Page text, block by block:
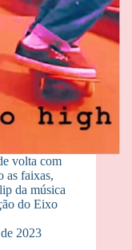
volta com
as faixas,
da música
do Eixo
2023